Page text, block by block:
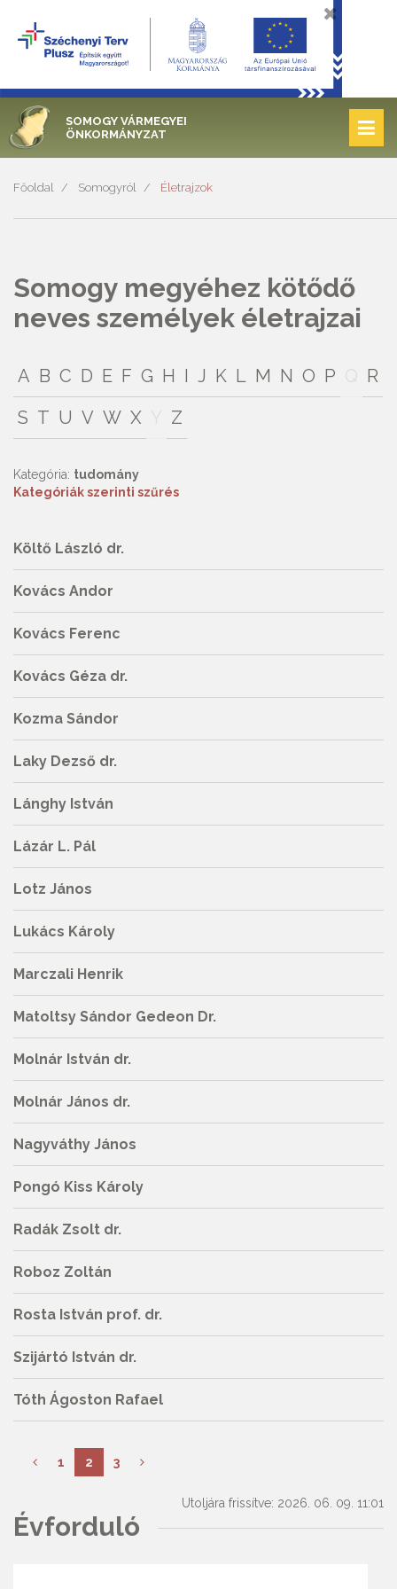
SOMOGY VÁRMEGYEI
ÖNKORMÁNYZAT
Főoldal Somogyról Életrajzok
Somogy megyéhez kötődő
neves személyek életrajzai
A B C D E F G H I J K L M N O P
R
S T U V W X Z
Kategória: tudomány
Kategóriák szerinti szűrés
Költő László dr.
Kovács Andor
Kovács Ferenc
Kovács Géza dr.
Kozma Sándor
Laky Dezső dr.
Lánghy István
Lázár L. Pál
Lotz János
Lukács Károly
Marczali Henrik
Matoltsy Sándor Gedeon Dr.
Molnár István dr.
Molnár János dr.
Nagyváthy János
Pongó Kiss Károly
Radák Zsolt dr.
Roboz Zoltán
Rosta István prof. dr.
Szijártó István dr.
Tóth Ágoston Rafael
1 2 3
Utoljára frissítve: 2026. 06. 09. 11:01
Évforduló